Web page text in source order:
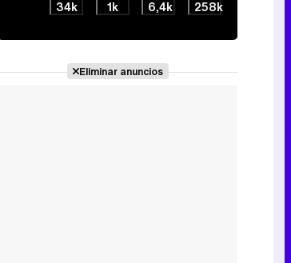
34k 1k 6,4k 258k
Eliminar anuncios